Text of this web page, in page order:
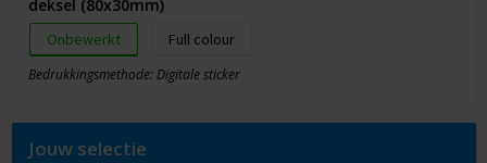
deksel (80x30mm)
Onbewerkt Full colour
Bedrukkingsmethode: Digitale sticker
Jouw selectie